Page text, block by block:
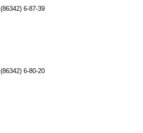
(86342) 6-87-39
(86342) 6-80-20